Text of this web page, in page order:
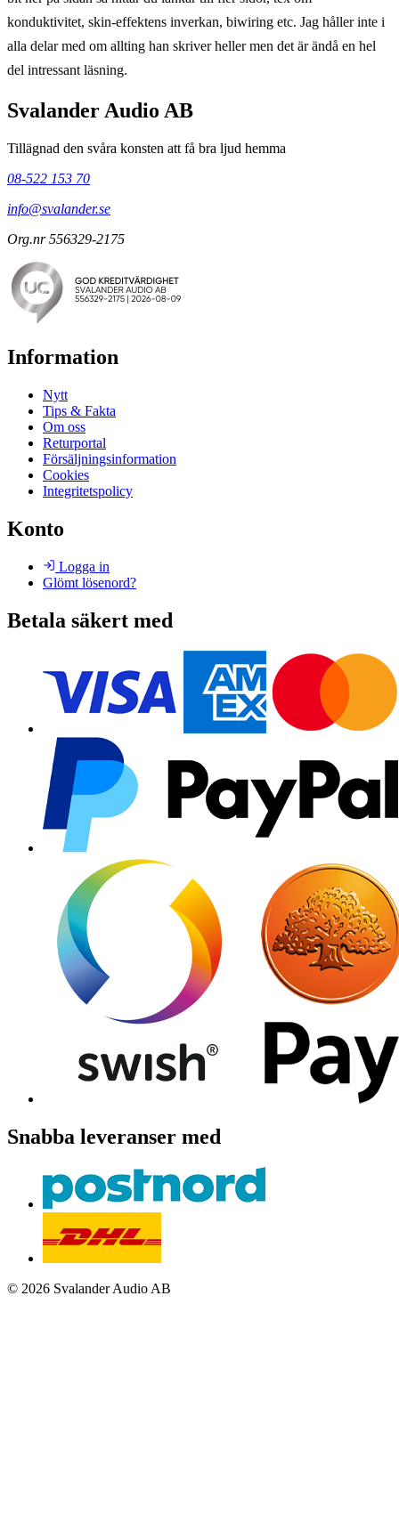
konduktivitet, skin-effektens inverkan, biwiring etc. Jag håller inte i
alla delar med om allting han skriver heller men det är ändå en hel
del intressant läsning.
Svalander Audio AB
Tillägnad den svåra konsten att få bra ljud hemma
08-522 153 70
info@svalander.se
Org.nr 556329-2175
Information
Nytt
Tips & Fakta
Om oss
Returportal
Försäljningsinformation
Cookies
Integritetspolicy
Konto
Logga in
Glömt lösenord?
Betala säkert med
Snabba leveranser med
© 2026 Svalander Audio AB